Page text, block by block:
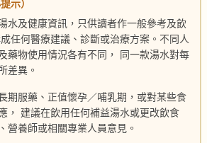
示）
水及健康資訊，只供讀者作一般參考及飲
任何醫療建議、診斷或治療方案。不同人
藥物使用情況各有不同， 同一款湯水對每
差異。
期服藥、正值懷孕／哺乳期，或對某些食
， 建議在飲用任何補益湯水或更改飲食
營養師或相關專業人員意見。